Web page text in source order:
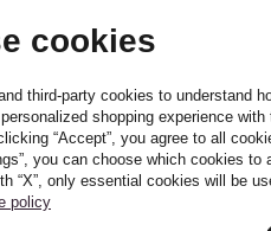
Italiano
cookies
third-party cookies to understand
shopping experience with
“Accept”, you agree to all
you can choose which cookies to
“X”, only essential cookies will be
policy